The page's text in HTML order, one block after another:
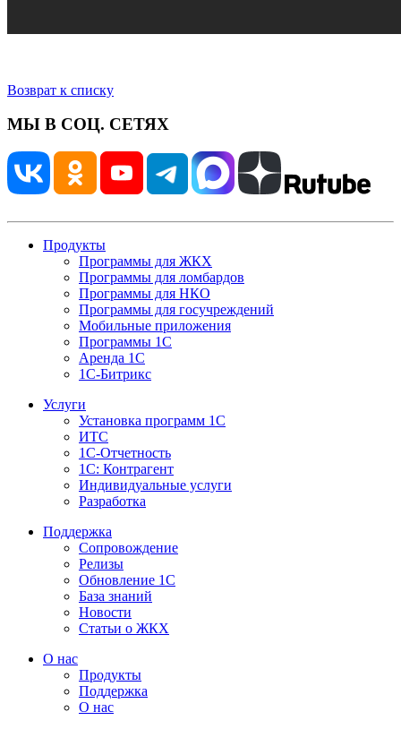
Возврат к списку
МЫ В СОЦ. СЕТЯХ
Продукты
Программы для ЖКХ
Программы для ломбардов
Программы для НКО
Программы для госучреждений
Мобильные приложения
Программы 1С
Аренда 1С
1С-Битрикс
Услуги
Установка программ 1С
ИТС
1С-Отчетность
1С: Контрагент
Индивидуальные услуги
Разработка
Поддержка
Сопровождение
Релизы
Обновление 1С
База знаний
Новости
Статьи о ЖКХ
О нас
Продукты
Поддержка
О нас